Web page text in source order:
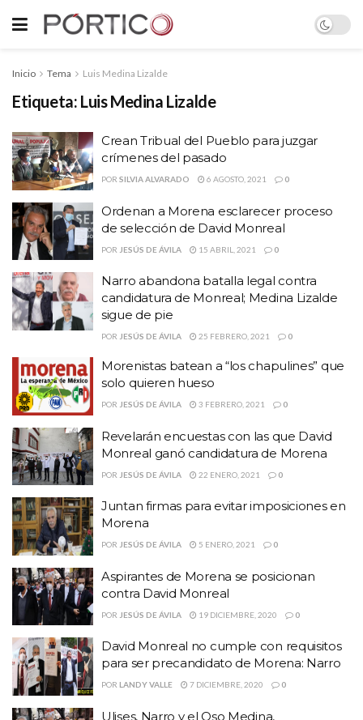
Inicio Tema Luis Medina Lizalde
Etiqueta: Luis Medina Lizalde
Crean Tribual del Pueblo para juzgar
crímenes del pasado
POR SILVIA ALVARADO 6 AGOSTO, 2021 0
Ordenan a Morena esclarecer proceso
de selección de David Monreal
POR JESÚS DE ÁVILA 15 ABRIL, 2021 0
Narro abandona batalla legal contra
candidatura de Monreal; Medina Lizalde
sigue de pie
POR JESÚS DE ÁVILA 25 FEBRERO, 2021 0
Morenistas batean a “los chapulines” que
solo quieren hueso
POR JESÚS DE ÁVILA 3 FEBRERO, 2021 0
Revelarán encuestas con las que David
Monreal ganó candidatura de Morena
POR JESÚS DE ÁVILA 22 ENERO, 2021 0
Juntan firmas para evitar imposiciones en
Morena
POR JESÚS DE ÁVILA 5 ENERO, 2021 0
Aspirantes de Morena se posicionan
contra David Monreal
POR JESÚS DE ÁVILA 19 DICIEMBRE, 2020 0
David Monreal no cumple con requisitos
para ser precandidato de Morena: Narro
POR LANDY VALLE 7 DICIEMBRE, 2020 0
Ulises, Narro y el Oso Medina,